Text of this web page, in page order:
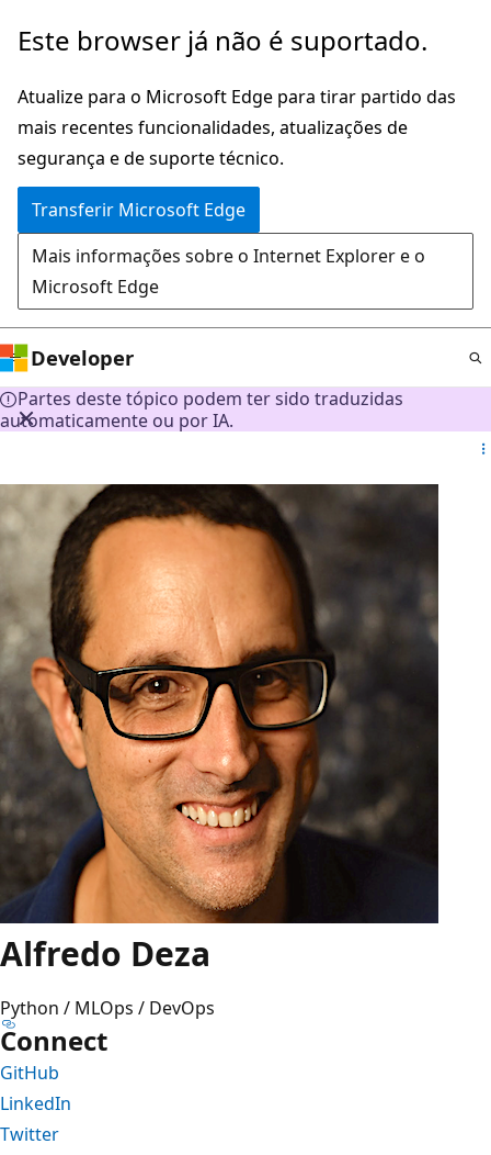
Saltar
o
conteúdo
principal
Este browser já não é suportado.
Atualize para o Microsoft Edge para tirar partido das
mais recentes funcionalidades, atualizações de
segurança e de suporte técnico.
Transferir Microsoft Edge
Mais informações sobre o Internet Explorer e o
Microsoft Edge
Developer
Partes deste tópico podem ter sido traduzidas
automaticamente ou por IA.
Alfredo Deza
Python / MLOps / DevOps
Connect
GitHub
LinkedIn
Twitter